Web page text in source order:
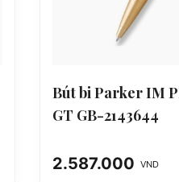
Bút bi Parker IM
GT GB-2143644
2.587.000 VND